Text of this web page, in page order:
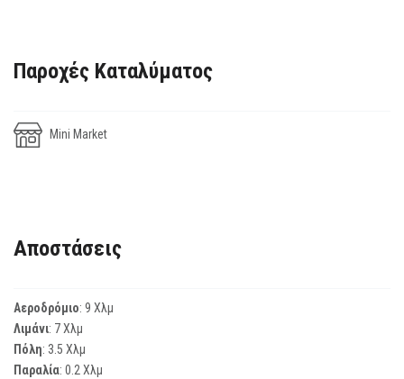
Παροχές Καταλύματος
Mini Market
Αποστάσεις
Αεροδρόμιο: 9 Χλμ
Λιμάνι: 7 Χλμ
Πόλη: 3.5 Χλμ
Παραλία: 0.2 Χλμ